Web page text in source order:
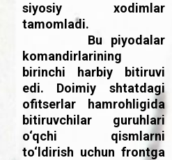
siyosiy xodimlar
tamomladi.
Bu piyodalar
komandirlarining
birinchi harbiy bitiruvi
edi. Doimiy shtatdagi
ofitserlar hamrohligida
bitiruvchilar guruhlari
o‘qchi qismlarni
to‘ldirish uchun frontga